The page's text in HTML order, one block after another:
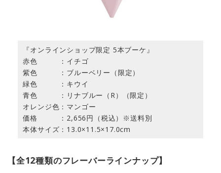
『オンラインショップ限定 5本ブーケ』
赤色 ：イチゴ
紫色 ：ブルーベリー（限定）
緑色 ：キウイ
青色 ：リナブルー（R）（限定）
オレンジ色：マンゴー
価格 ：2,656円（税込）※送料別
本体サイズ：13.0×11.5×17.0cm
【全12種類のフレーバーラインナップ】